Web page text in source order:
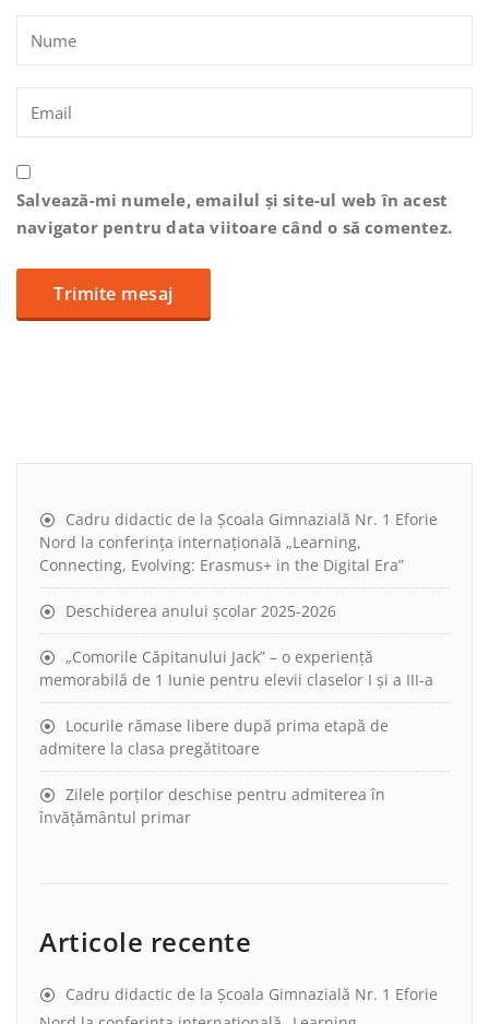
Salvează-mi numele, emailul și site-ul web în acest
navigator pentru data viitoare când o să comentez.
Cadru didactic de la Școala Gimnazială Nr. 1 Eforie
Nord la conferința internațională „Learning,
Connecting, Evolving: Erasmus+ in the Digital Era”
Deschiderea anului școlar 2025-2026
„Comorile Căpitanului Jack” – o experiență
memorabilă de 1 Iunie pentru elevii claselor I și a III-a
Locurile rămase libere după prima etapă de
admitere la clasa pregătitoare
Zilele porților deschise pentru admiterea în
învățământul primar
Articole recente
Cadru didactic de la Școala Gimnazială Nr. 1 Eforie